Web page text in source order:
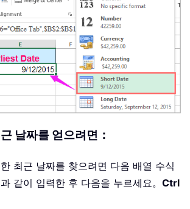
날짜를 얻으려면：
최근 날짜를 찾으려면 다음 배열 수식
같이 입력한 후 다음을 누르세요。 Ctrl